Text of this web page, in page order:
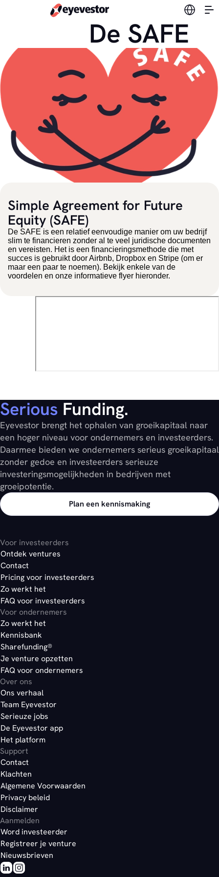
De SAFE
Simple Agreement for Future
Equity (SAFE)
De SAFE is een relatief eenvoudige manier om uw bedrijf
slim te financieren zonder al te veel juridische documenten
en vereisten. Het is een financieringsmethode die met
succes is gebruikt door Airbnb, Dropbox en Stripe (om er
maar een paar te noemen). Bekijk enkele van de
voordelen en onze informatieve flyer hieronder.
Serious Funding.
Eyevestor brengt het ophalen van groeikapitaal naar
een hoger niveau voor ondernemers en investeerders.
Daarmee bieden we ondernemers serieus groeikapitaal
zonder gedoe en investeerders serieuze
investeringsmogelijkheden in bedrijven met
groeipotentie.
Plan een kennismaking
Voor investeerders
Ontdek ventures
Contact
Pricing voor investeerders
Zo werkt het
FAQ voor investeerders
Voor ondernemers
Zo werkt het
Kennisbank
Sharefunding®
Je venture opzetten
FAQ voor ondernemers
Over ons
Ons verhaal
Team Eyevestor
Serieuze jobs
De Eyevestor app
Het platform
Support
Contact
Klachten
Algemene Voorwaarden
Privacy beleid
Disclaimer
Aanmelden
Word investeerder
Registreer je venture
Nieuwsbrieven